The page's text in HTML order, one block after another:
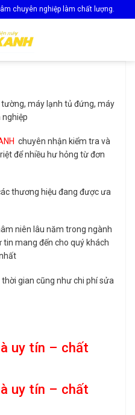
chuyên nghiệp làm chất lượng.
máy lạnh tủ đứng, máy
nghiệp
chuyên nhận kiểm tra và
để nhiều hư hỏng từ đơn
thương hiệu đang được ưa
niên lâu năm trong ngành
mang đến cho quý khách
gian cũng như chi phí sửa
uy tín – chất
uy tín – chất